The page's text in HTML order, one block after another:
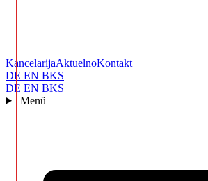
KancelarijaAktuelnoKontakt
DE EN BKS
DE EN BKS
Menü